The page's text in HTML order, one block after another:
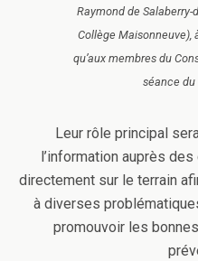
Raymond de
Collège Maisonneuve),
qu’aux membres du
séance du
Leur rôle principal
l’information auprès
directement sur le terrain
à diverses
promouvoir les